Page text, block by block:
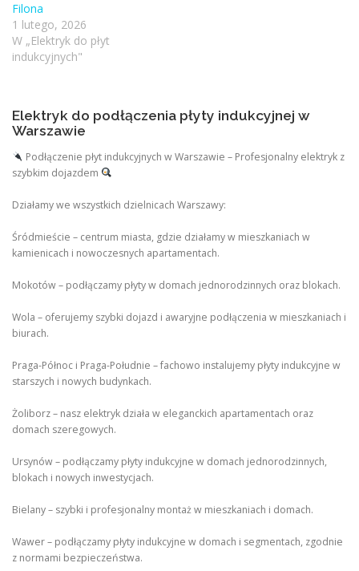
Filona
1 lutego, 2026
W „Elektryk do płyt
indukcyjnych"
Elektryk do podłączenia płyty indukcyjnej w
Warszawie
Podłączenie płyt indukcyjnych w Warszawie – Profesjonalny elektryk z
szybkim dojazdem
Działamy we wszystkich dzielnicach Warszawy:
Śródmieście – centrum miasta, gdzie działamy w mieszkaniach w
kamienicach i nowoczesnych apartamentach.
Mokotów – podłączamy płyty w domach jednorodzinnych oraz blokach.
Wola – oferujemy szybki dojazd i awaryjne podłączenia w mieszkaniach i
biurach.
Praga-Północ i Praga-Południe – fachowo instalujemy płyty indukcyjne w
starszych i nowych budynkach.
Żoliborz – nasz elektryk działa w eleganckich apartamentach oraz
domach szeregowych.
Ursynów – podłączamy płyty indukcyjne w domach jednorodzinnych,
blokach i nowych inwestycjach.
Bielany – szybki i profesjonalny montaż w mieszkaniach i domach.
Wawer – podłączamy płyty indukcyjne w domach i segmentach, zgodnie
z normami bezpieczeństwa.